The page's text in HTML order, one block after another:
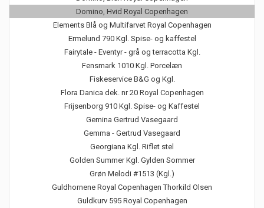
Domino, Hvid Royal Copenhagen
Elements Blå og Multifarvet Royal Copenhagen
Ermelund 790 Kgl. Spise- og kaffestel
Fairytale - Eventyr - grå og terracotta Kgl.
Fensmark 1010 Kgl. Porcelæn
Fiskeservice B&G og Kgl.
Flora Danica dek. nr 20 Royal Copenhagen
Frijsenborg 910 Kgl. Spise- og Kaffestel
Gemina Gertrud Vasegaard
Gemma - Gertrud Vasegaard
Georgiana Kgl. Riflet stel
Golden Summer Kgl. Gylden Sommer
Grøn Melodi #1513 (Kgl.)
Guldhornene Royal Copenhagen Thorkild Olsen
Guldkurv 595 Royal Copenhagen